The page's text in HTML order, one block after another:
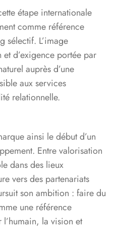
étape internationale
comme référence
sélectif. L’image
d’exigence portée par
auprès d’une
aux services
relationnelle.
ainsi le début d’un
Entre valorisation
dans des lieux
vers des partenariats
son ambition : faire du
une référence
la vision et